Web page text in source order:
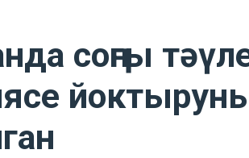
соңгы